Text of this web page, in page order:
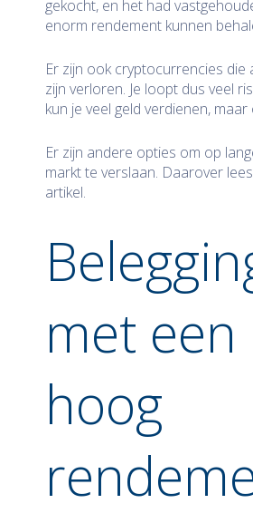
gekocht, en het had
enorm rendement kunnen
Er zijn ook cryptocurrencies die
zijn verloren. Je loopt dus veel
kun je veel geld verdienen,
Er zijn andere opties om op
markt te verslaan. Daarover
artikel.
met een
hoog